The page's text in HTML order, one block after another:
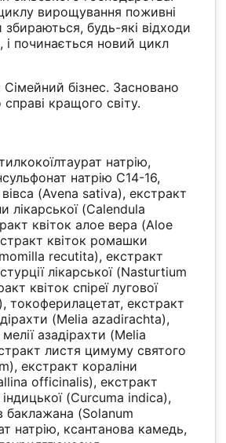
вирощування поживні
збираються, будь-які відходи
починається новий цикл
бізнес. Засновано
кращого світу.
натрію,
натрію C14-16,
(Avena sativa), екстракт
лікарської (Calendula
квіток алое вера (Aloe
квіток ромашки
recutita), екстракт
лікарської (Nasturtium
квіток спіреї лугової
токоферилацетат, екстракт
(Melia azadirachta),
азадірахти (Melia
листя цимуму святого
екстракт кораліни
officinalis), екстракт
(Curcuma indica),
баклажана (Solanum
натрію, ксантанова камедь,